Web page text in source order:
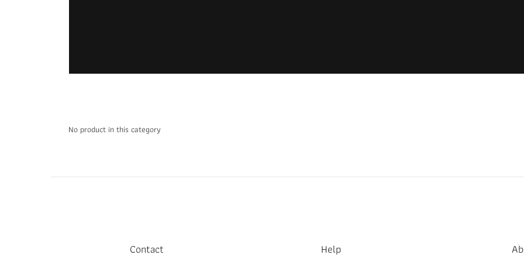
No product in this category
Contact Help